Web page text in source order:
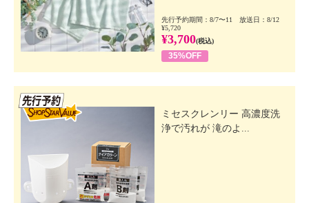
先行予約期間：8/7〜11 放送日：8/12
¥5,720
¥3,700(税込)
35%OFF
ミセスクレンリー 高濃度洗
浄で汚れが 滝のよ...